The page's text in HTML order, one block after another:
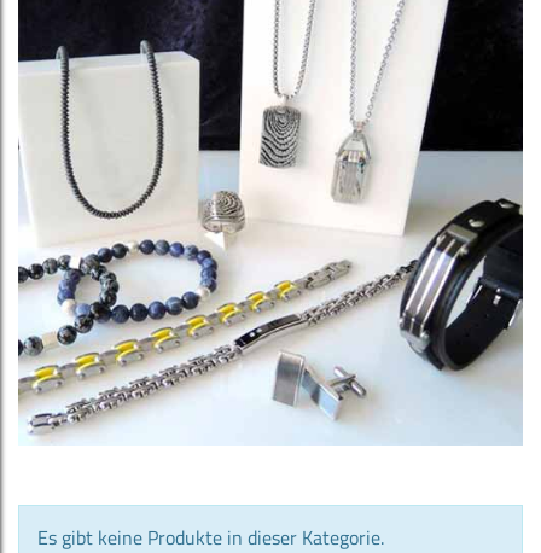
Es gibt keine Produkte in dieser Kategorie.